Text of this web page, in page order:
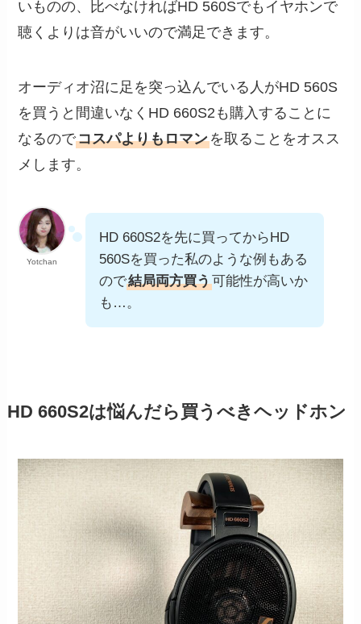
いものの、比べなければHD 560Sでもイヤホンで
聴くよりは音がいいので満足できます。
オーディオ沼に足を突っ込んでいる人がHD 560S
を買うと間違いなくHD 660S2も購入することに
なるのでコスパよりもロマンを取ることをオスス
メします。
Yotchan
HD 660S2を先に買ってからHD
560Sを買った私のような例もある
ので結局両方買う可能性が高いか
も…。
HD 660S2は悩んだら買うべきヘッドホン